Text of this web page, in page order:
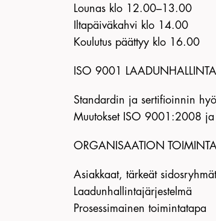
Lounas klo 12.00–13.00
Iltapäiväkahvi klo 14.00
Koulutus päättyy klo 16.00
ISO 9001
Standardin ja sertifioinnin
Muutokset ISO 9001:2008 ja
ORGANISAATION
Asiakkaat, tärkeät
Laadunhallintajärjestelmä
Prosessimainen toimintatapa